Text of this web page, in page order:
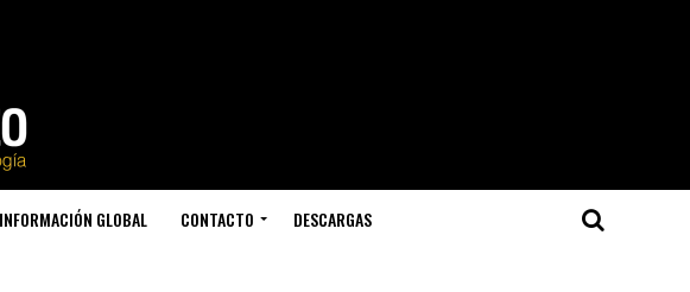
INFORMACIÓN GLOBAL CONTACTO DESCARGAS